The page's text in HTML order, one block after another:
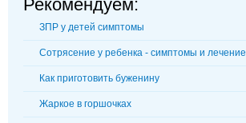
Рекомендуем:
ЗПР у детей симптомы
Сотрясение у ребенка - симптомы и лечение
Как приготовить буженину
Жаркое в горшочках